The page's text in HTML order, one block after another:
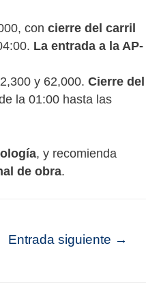
con cierre del carril
La entrada a la AP-
y 62,000. Cierre del
la 01:00 hasta las
, y recomienda
de obra.
Entrada siguiente →